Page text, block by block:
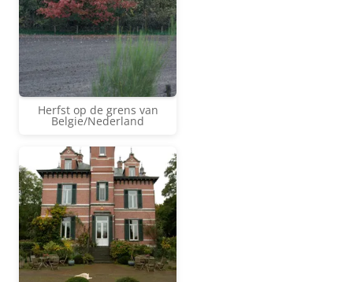
Herfst op de grens van
Belgie/Nederland